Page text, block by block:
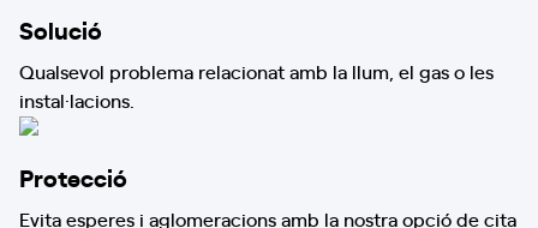
Solució
Qualsevol problema relacionat amb la llum, el gas o les
instal·lacions.
Protecció
Evita esperes i aglomeracions amb la nostra opció de cita